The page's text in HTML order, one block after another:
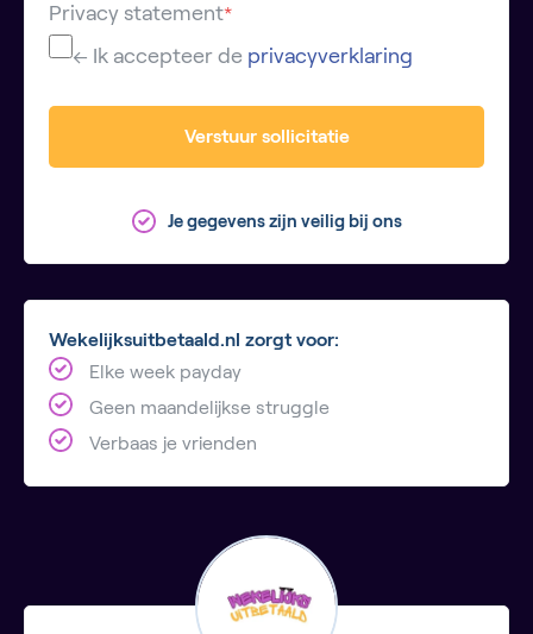
Privacy statement*
← Ik accepteer de privacyverklaring
Verstuur sollicitatie
Je gegevens zijn veilig bij ons
Wekelijksuitbetaald.nl zorgt voor:
Elke week payday
Geen maandelijkse struggle
Verbaas je vrienden